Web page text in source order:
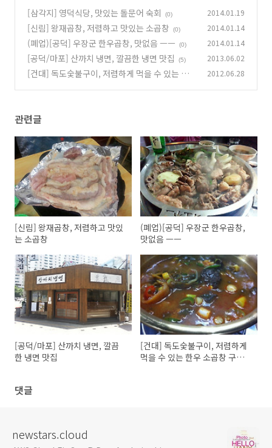
[삼각지] 영덕식당, 맛있는 돌문어 숙회
(0) 2014.01.19
[신림] 왕재곱창, 저렴하고 맛있는 소곱창 (0) 2014.01.14
(폐업)[공덕] 우장군 한우곱창, 맛없음 ㅡㅡ (0) 2014.01.14
[공덕/마포] 산까치 냉면, 깔끔한 냉면 맛집 (5) 2013.06.02
[건대] 독도숯불구이, 저렴하게 먹을 수 있는 한
2012.06.28
관련글
[신림] 왕재곱창, 저렴하고 맛있
는 소곱창
(폐업)[공덕] 우장군 한우곱창,
맛없음 ㅡㅡ
[공덕/마포] 산까치 냉면, 깔끔
한 냉면 맛집
[건대] 독도숯불구이, 저렴하게
먹을 수 있는 한우 소곱창 구이
댓글
newstars.cloud